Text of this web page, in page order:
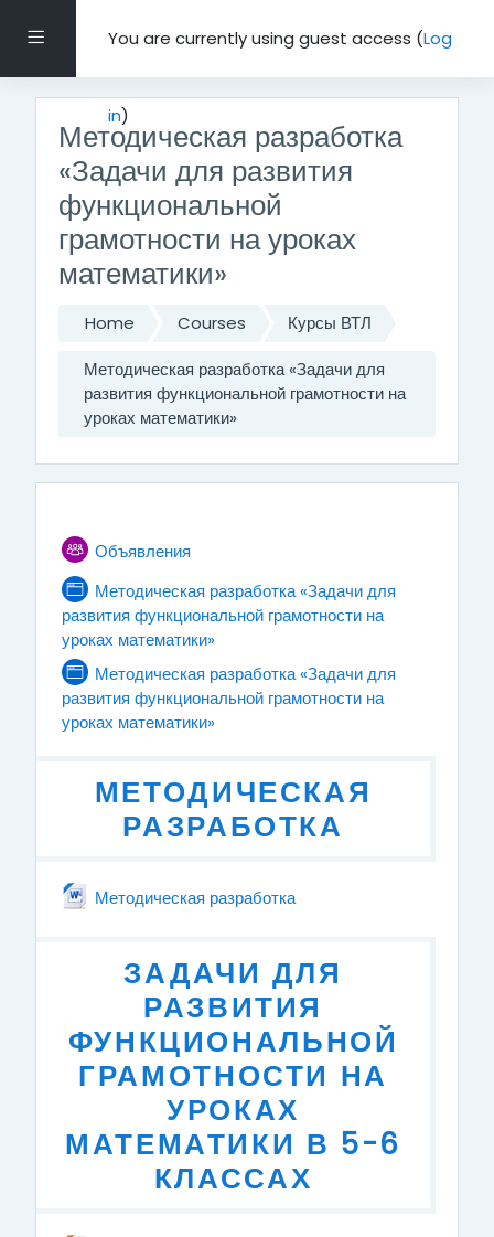
Side panelYou are currently using guest access (Log
in)
Методическая разработка
«Задачи для развития
функциональной
грамотности на уроках
математики»
Home Courses
Курсы ВТЛ
Методическая разработка «Задачи для
развития функциональной грамотности на
уроках математики»
Topic outline
GENERAL
Объявления
Методическая разработка «Задачи для
развития функциональной грамотности на
уроках математики»
Методическая разработка «Задачи для
развития функциональной грамотности на
уроках математики»
МЕТОДИЧЕСКАЯ
РАЗРАБОТКА
Методическая разработка
ЗАДАЧИ ДЛЯ
РАЗВИТИЯ
ФУНКЦИОНАЛЬНОЙ
ГРАМОТНОСТИ НА
УРОКАХ
МАТЕМАТИКИ В 5-6
КЛАССАХ